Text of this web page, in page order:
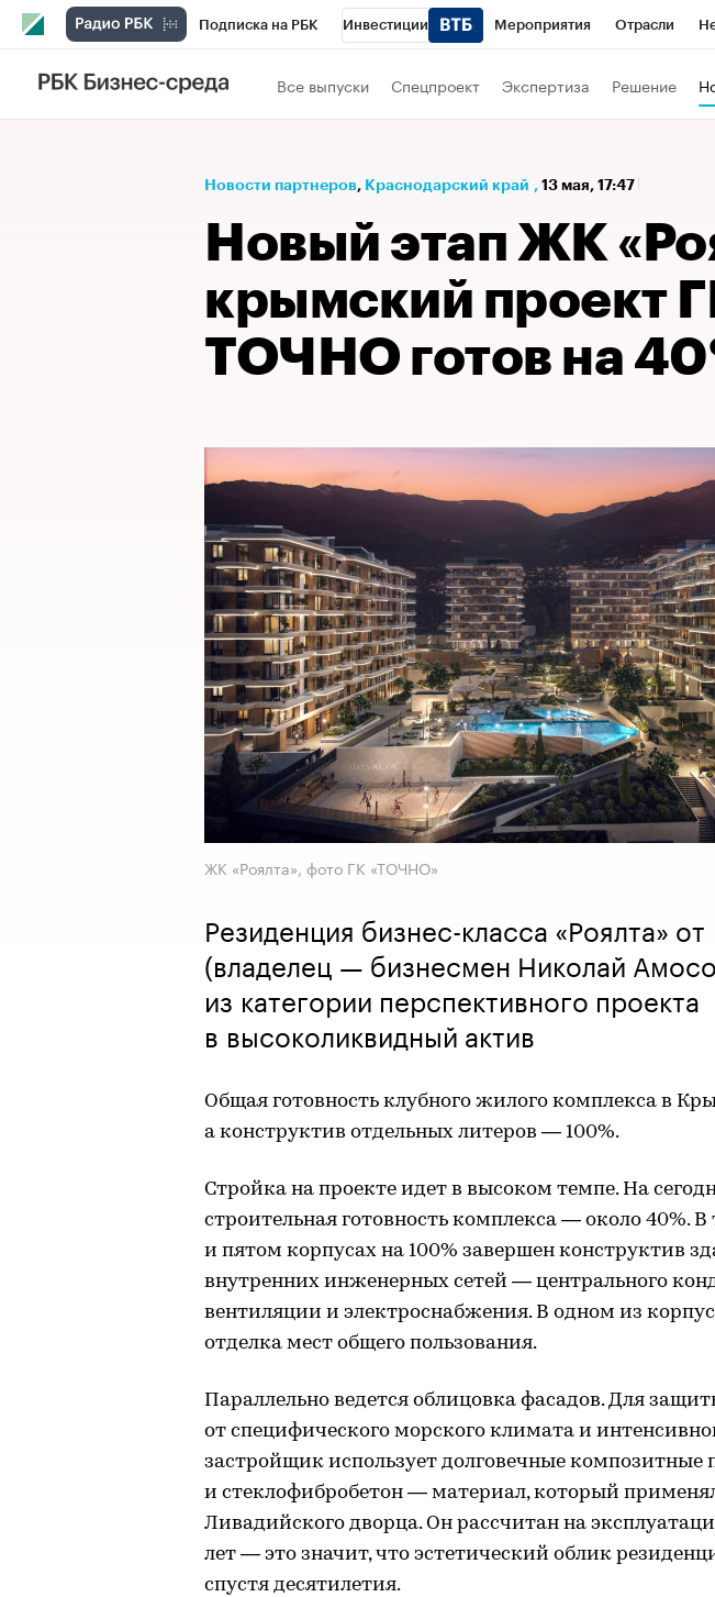
Подписка на РБК Инвестиции Мероприятия Отрасли
Телеканал
Спецпроекты Проверка контрагентов Политика Экономика
Все выпуски Спецпроект Экспертиза Решение
Новости партнеров⁠, Краснодарский край , 13 мая, 17:47
Новый этап ЖК
крымский проект
ТОЧНО готов на
ЖК «Роялта», фото ГК «ТОЧНО»
Резиденция бизнес-класса «Роялта»
(владелец — бизнесмен Николай
из категории перспективного проекта
в высоколиквидный актив
Общая готовность клубного жилого комплекса в
а конструктив отдельных литеров — 100%.
Стройка на проекте идет в высоком темпе. На
строительная готовность комплекса — около 40%. В
и пятом корпусах на 100% завершен конструктив
внутренних инженерных сетей — центрального
вентиляции и электроснабжения. В одном из
отделка мест общего пользования.
Параллельно ведется облицовка фасадов. Для
от специфического морского климата и
застройщик использует долговечные композитные
и стеклофибробетон — материал, который
Ливадийского дворца. Он рассчитан на
лет — это значит, что эстетический облик
спустя десятилетия.